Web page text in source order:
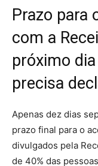
Prazo para
com a
próximo
precisa
Apenas dez dias
prazo final para o
divulgados pela
de 40% das